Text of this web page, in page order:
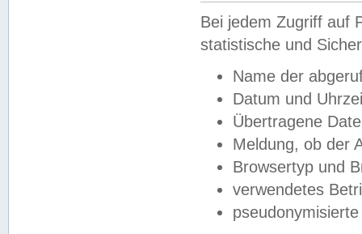
Bei jedem Zugriff auf
statistische und
Name der
Datum und
Übertragene
Meldung, ob der
Browsertyp und
verwendetes